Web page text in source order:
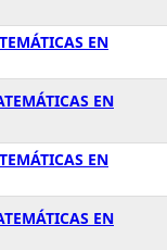
EN
EN
EN
EN